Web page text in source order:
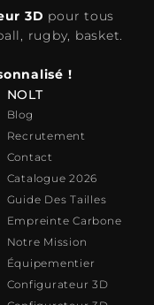
3D pour tous
rugby, basket.
!
NOLT
Blog
Recrutement
Contact
Catalogue 2026
Guide Des Tailles
Empreinte Carbone
Notre Mission
Équipementier
Configurateur 3D